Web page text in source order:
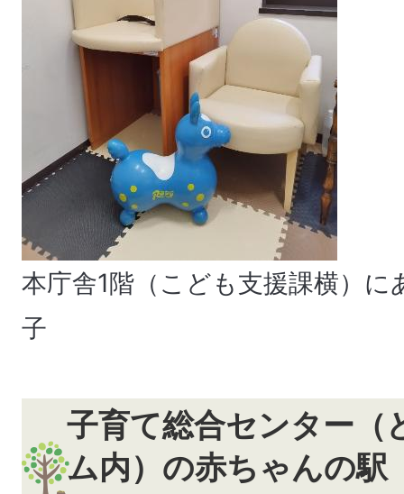
本庁舎1階（こども支援課横）
子
子育て総合センター（
ム内）の赤ちゃんの駅